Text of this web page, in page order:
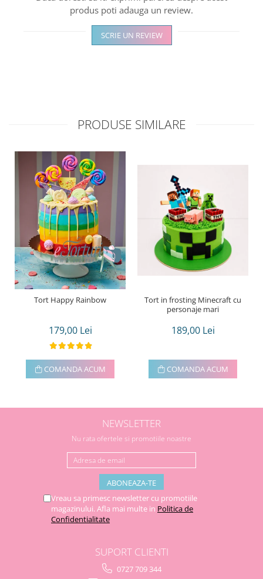
produs poti adauga un review.
SCRIE UN REVIEW
PRODUSE SIMILARE
Tort Happy Rainbow
179,00 Lei
COMANDA ACUM
Tort in frosting Minecraft cu
personaje mari
189,00 Lei
COMANDA ACUM
NEWSLETTER
Nu rata ofertele si promotiile noastre
Vreau sa primesc newsletter cu promotiile
magazinului. Afla mai multe in Politica de
Confidentialitate
SUPORT CLIENTI
0727 709 344